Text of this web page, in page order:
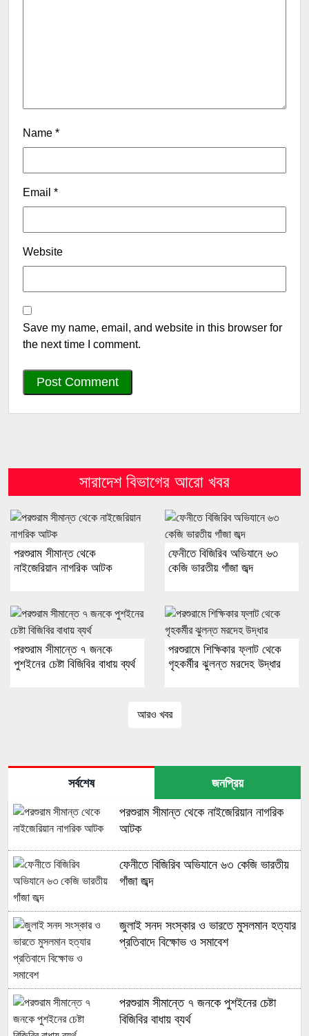
Name *
Email *
Website
Save my name, email, and website in this browser for
the next time I comment.
সারাদেশ বিভাগের আরো খবর
পরশুরাম সীমান্ত থেকে
নাইজেরিয়ান নাগরিক আটক
ফেনীতে বিজিরিব অভিযানে ৬৩
কেজি ভারতীয় গাঁজা জব্দ
পরশুরাম সীমান্তে ৭ জনকে
পুশইনের চেষ্টা বিজিবির বাধায় ব্যর্থ
পরশুরামে শিক্ষিকার ফ্লাট থেকে
গৃহকর্মীর ঝুলন্ত মরদেহ উদ্ধার
আরও খবর
সর্বশেষ জনপ্রিয়
পরশুরাম সীমান্ত থেকে নাইজেরিয়ান নাগরিক
আটক
ফেনীতে বিজিরিব অভিযানে ৬৩ কেজি ভারতীয়
গাঁজা জব্দ
জুলাই সনদ সংস্কার ও ভারতে মুসলমান হত্যার
প্রতিবাদে বিক্ষোভ ও সমাবেশ
পরশুরাম সীমান্তে ৭ জনকে পুশইনের চেষ্টা
বিজিবির বাধায় ব্যর্থ